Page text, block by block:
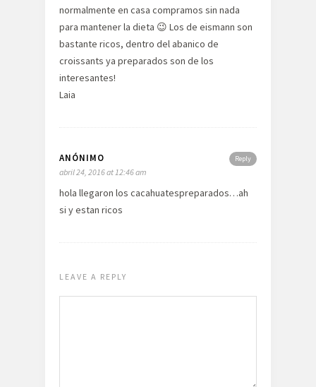
normalmente en casa compramos sin nada
para mantener la dieta 😉 Los de eismann son
bastante ricos, dentro del abanico de
croissants ya preparados son de los
interesantes!
Laia
Reply
ANÓNIMO
abril 24, 2016 at 12:46 am
hola llegaron los cacahuatespreparados…ah
si y estan ricos
LEAVE A REPLY